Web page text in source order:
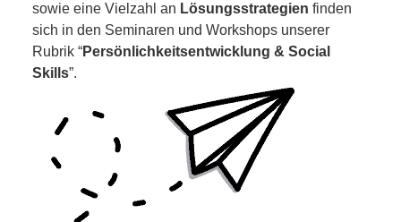
sowie eine Vielzahl an Lösungsstrategien fin­den
sich in den Seminaren und Workshops unse­rer
Rubrik “Persönlichkeitsentwicklung & Social
Skills”.